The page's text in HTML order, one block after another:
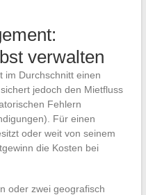
verwalten
im Durchschnitt einen
jedoch den Mietfluss
Fehlern
Für einen
oder weit von seinem
die Kosten bei
oder zwei geografisch